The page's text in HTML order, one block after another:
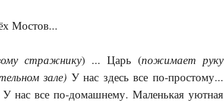
Мостов...
стражнику) ... Царь (пожимает руку
зале) У нас здесь все по-простому...
нас все по-домашнему. Маленькая уютная